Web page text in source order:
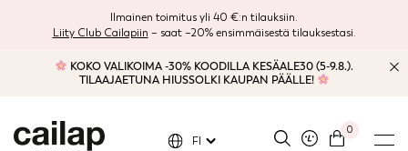
Ilmainen toimitus yli 40 €:n tilauksiin.
Liity Club Cailapiin – saat –20% ensimmäisestä tilauksestasi.
KOKO VALIKOIMA -30% KOODILLA KESÄALE30 (5-9.8.).
TILAAJAETUNA HIUSSOLKI KAUPAN PÄÄLLE!
0
FI